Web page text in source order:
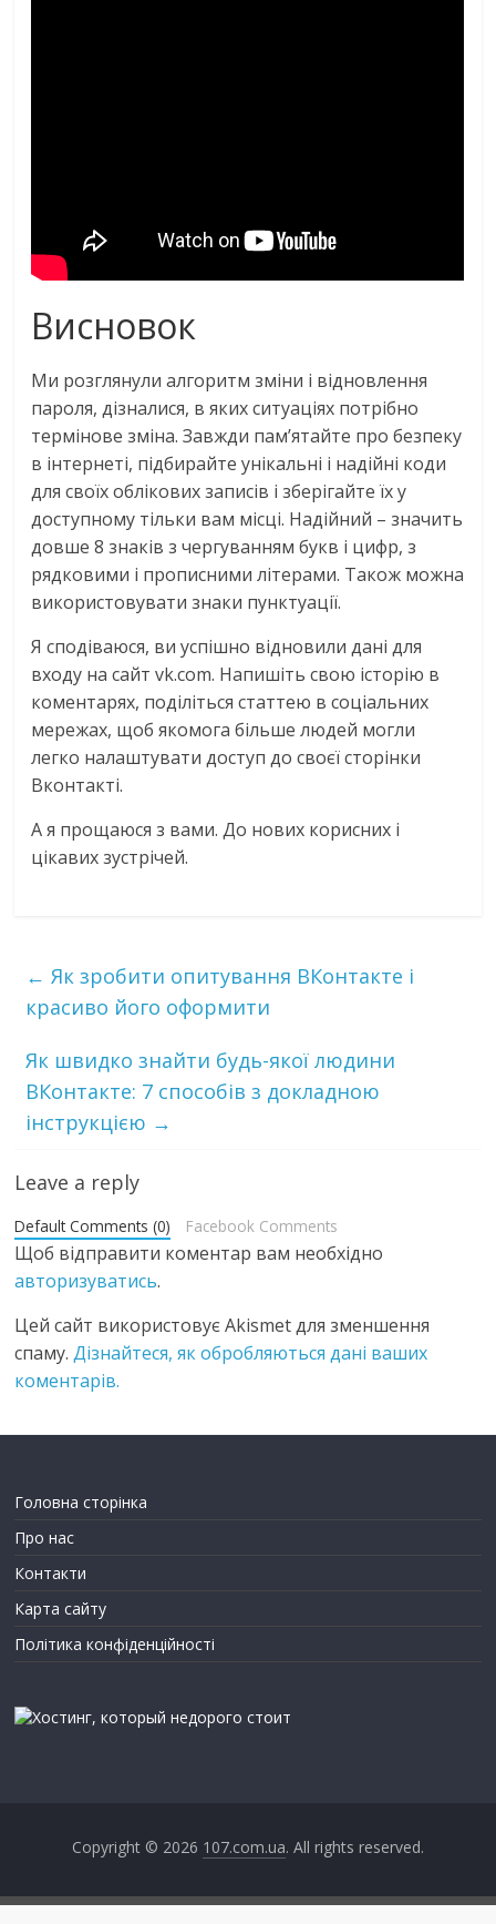
Висновок
Ми розглянули алгоритм зміни і відновлення
пароля, дізналися, в яких ситуаціях потрібно
термінове зміна. Завжди пам’ятайте про безпеку
в інтернеті, підбирайте унікальні і надійні коди
для своїх облікових записів і зберігайте їх у
доступному тільки вам місці. Надійний – значить
довше 8 знаків з чергуванням букв і цифр, з
рядковими і прописними літерами. Також можна
використовувати знаки пунктуації.
Я сподіваюся, ви успішно відновили дані для
входу на сайт vk.com. Напишіть свою історію в
коментарях, поділіться статтею в соціальних
мережах, щоб якомога більше людей могли
легко налаштувати доступ до своєї сторінки
Вконтакті.
А я прощаюся з вами. До нових корисних і
цікавих зустрічей.
← Як зробити опитування ВКонтакте і
красиво його оформити
Як швидко знайти будь-якої людини
ВКонтакте: 7 способів з докладною
інструкцією →
Leave a reply
Default Comments (0) Facebook Comments
Щоб відправити коментар вам необхідно
авторизуватись.
Цей сайт використовує Akismet для зменшення
спаму.Дізнайтеся, як обробляються дані ваших
коментарів.
Головна сторінка
Про нас
Контакти
Карта сайту
Політика конфіденційності
Copyright © 2026 107.com.ua. All rights reserved.